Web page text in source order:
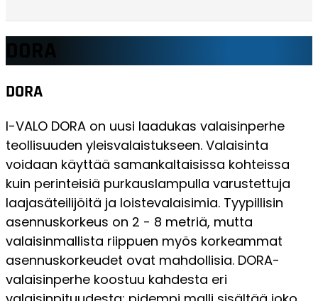
DORA
I-VALO DORA on uusi laadukas valaisinperhe
teollisuuden yleisvalaistukseen. Valaisinta
voidaan käyttää samankaltaisissa kohteissa
kuin perinteisiä purkauslampulla varustettuja
laajasäteilijöitä ja loistevalaisimia. Tyypillisin
asennuskorkeus on 2 - 8 metriä, mutta
valaisinmallista riippuen myös korkeammat
asennuskorkeudet ovat mahdollisia. DORA-
valaisinperhe koostuu kahdesta eri